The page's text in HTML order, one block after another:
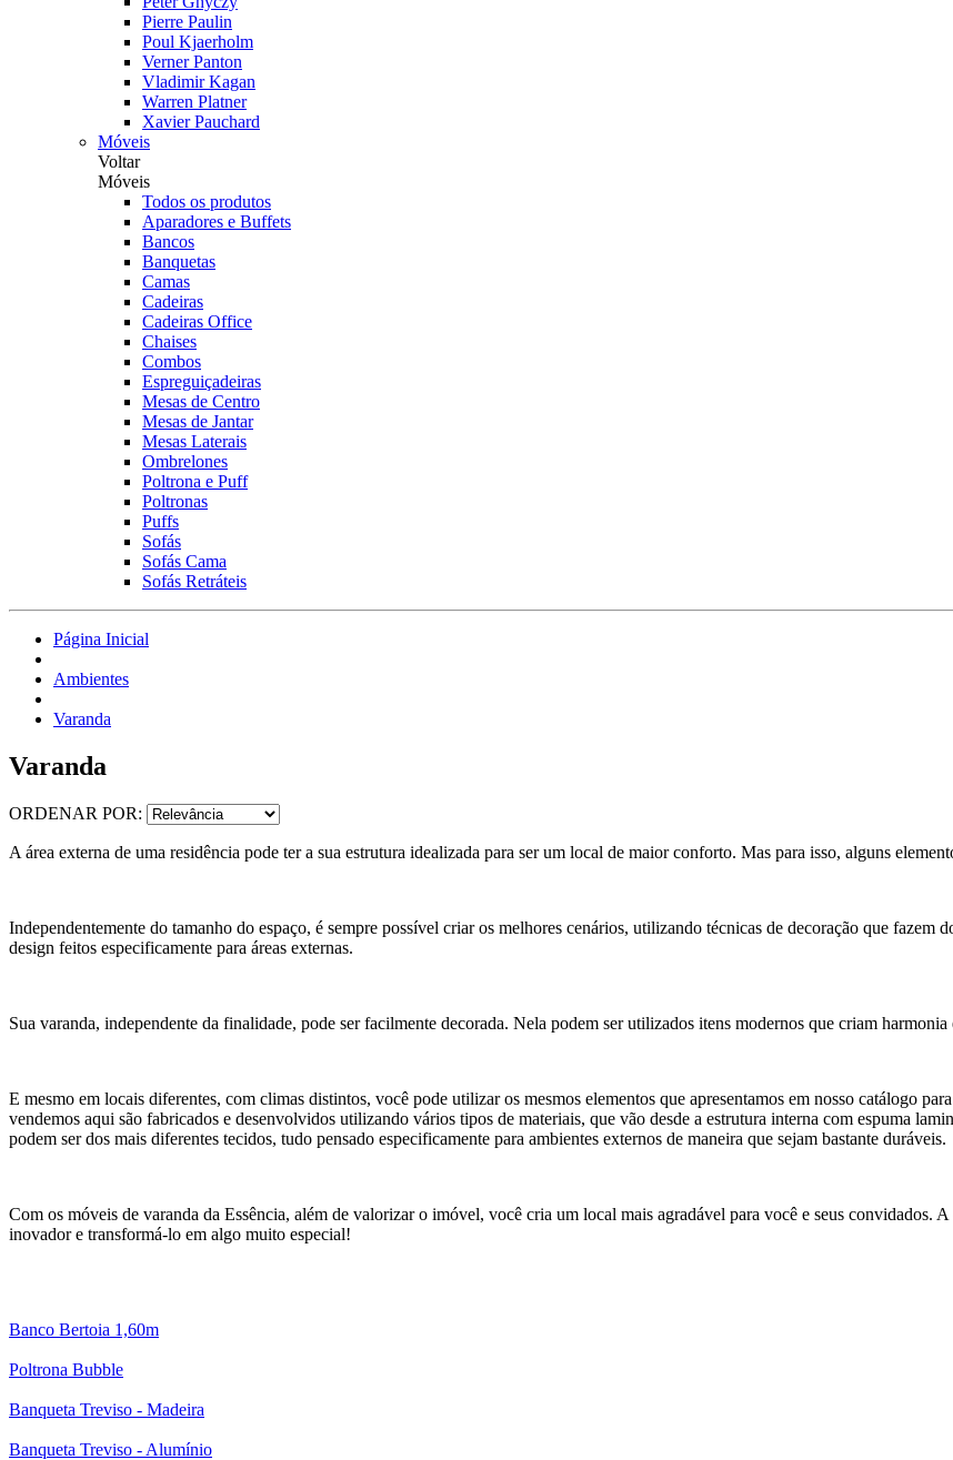
Pierre Paulin
Poul Kjaerholm
Verner Panton
Vladimir Kagan
Warren Platner
Xavier Pauchard
Móveis
Voltar
Móveis
Todos os produtos
Aparadores e Buffets
Bancos
Banquetas
Camas
Cadeiras
Cadeiras Office
Chaises
Combos
Espreguiçadeiras
Mesas de Centro
Mesas de Jantar
Mesas Laterais
Ombrelones
Poltrona e Puff
Poltronas
Puffs
Sofás
Sofás Cama
Sofás Retráteis
Página Inicial
Ambientes
Varanda
Varanda
ORDENAR POR:
A área externa de uma residência pode ter a sua estrutura idealizada para ser um local de maior conforto. Mas para isso, alguns
Independentemente do tamanho do espaço, é sempre possível criar os melhores cenários, utilizando técnicas de decoração que
design feitos especificamente para áreas externas.
Sua varanda, independente da finalidade, pode ser facilmente decorada. Nela podem ser utilizados itens modernos que criam
E mesmo em locais diferentes, com climas distintos, você pode utilizar os mesmos elementos que apresentamos em nosso catálogo
vendemos aqui são fabricados e desenvolvidos utilizando vários tipos de materiais, que vão desde a estrutura interna com espuma
podem ser dos mais diferentes tecidos, tudo pensado especificamente para ambientes externos de maneira que sejam bastante duráveis.
Com os móveis de varanda da Essência, além de valorizar o imóvel, você cria um local mais agradável para você e seus convidados.
inovador e transformá-lo em algo muito especial!
Banco Bertoia 1,60m
Poltrona Bubble
Banqueta Treviso - Madeira
Banqueta Treviso - Alumínio